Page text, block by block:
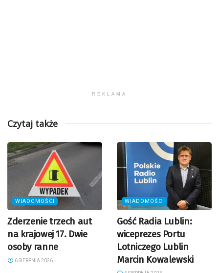
REKLAMA
Czytaj także
WIADOMOŚCI
Zderzenie trzech aut
na krajowej 17. Dwie
osoby ranne
6 SIERPNIA 2026
WIADOMOŚCI
Gość Radia Lublin:
wiceprezes Portu
Lotniczego Lublin
Marcin Kowalewski